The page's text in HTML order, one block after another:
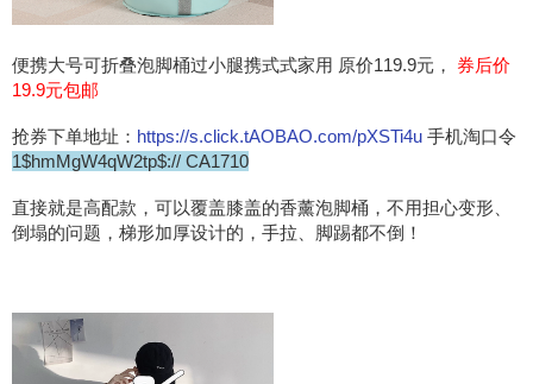
便携大号可折叠泡脚桶过小腿携式式家用 原价119.9元， 券后价
19.9元包邮
抢券下单地址： https://s.click.tAOBAO.com/pXSTi4u 手机淘口令
1$hmMgW4qW2tp$:// CA1710
直接就是高配款，可以覆盖膝盖的香薰泡脚桶，不用担心变形、
倒塌的问题，梯形加厚设计的，手拉、脚踢都不倒！